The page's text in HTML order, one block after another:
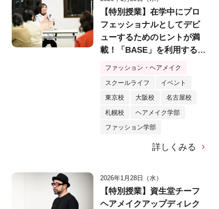
【特別授業】在学中にプロ
フェッショナルとしてデビ
ューするためのヒントが満
載！「BASE」を利用するク
ファッション・ヘアメイク
スクールライフ イベント
東京校 大阪校 名古屋校
札幌校 ヘアメイク学部
ファッション学部
詳しくみる
2026年1月28日（水）
【特別授業】資生堂チーフ
ヘアメイクアップディレク